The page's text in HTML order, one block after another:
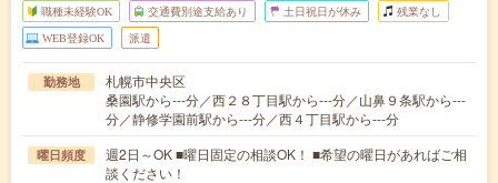
職種未経験OK 交通費別途支給あり 土日祝日が休み 残業なし
WEB登録OK 派遣
勤務地
札幌市中央区
桑園駅から---分／西２８丁目駅から---分／山鼻９条駅から---
分／静修学園前駅から---分／西４丁目駅から---分
曜日頻度
週2日～OK ■曜日固定の相談OK！ ■希望の曜日があればご相
談ください！